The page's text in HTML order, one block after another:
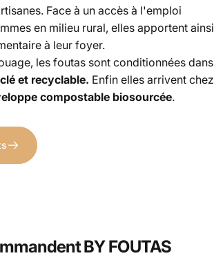
. Face à un accès à l'emploi
en milieu rural, elles apportent ainsi
à leur foyer.
les foutas sont conditionnées dans
et recyclable. Enfin elles arrivent chez
compostable biosourcée.
BY FOUTAS